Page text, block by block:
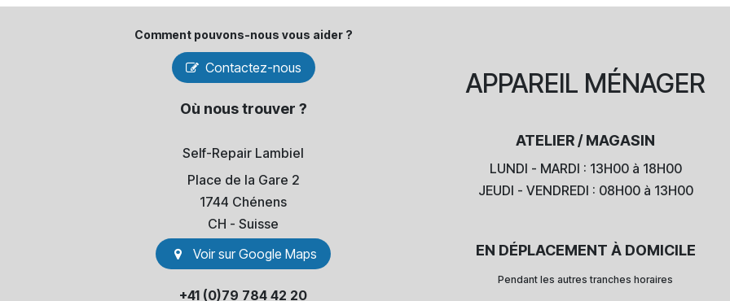
Comment pouvons-​nous vous aider ?
Contactez-nous
Où nous trouver ?
Self-Repair Lambiel
Place de la Gare 2
1744 Chénens
​CH - Suisse
Voir sur Go​​ogle Maps
+41 (0)79 784 42 20
APPAREIL MÉNAGER
ATELIER / MAGASIN
LUNDI - MARDI : 13H00 à 18H00
JEUDI - VENDREDI : 08H00 à 13H00
EN DÉPLACEMENT À DOMICILE
Pendant les autres tranches horaires